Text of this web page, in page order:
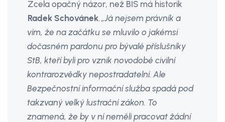
Zcela opačný názor, než BIS má historik
Radek Schovánek.„Já nejsem právník a
vím, že na začátku se mluvilo o jakémsi
dočasném pardonu pro bývalé příslušníky
StB, kteří byli pro vznik novodobé civilní
kontrarozvědky nepostradatelní. Ale
Bezpečnostní informační služba spadá pod
takzvaný velký lustrační zákon. To
znamená, že by v ní neměli pracovat žádní